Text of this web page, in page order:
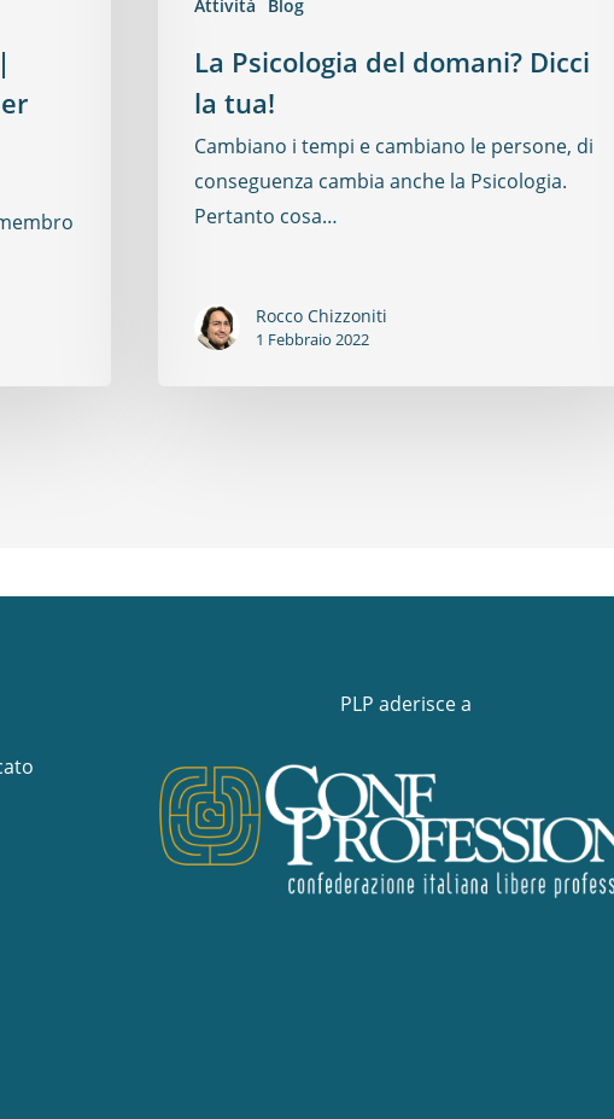
Attività Blog
La Psicologia del domani? Dicci
la tua!
Cambiano i tempi e cambiano le persone, di
conseguenza cambia anche la Psicologia.
Pertanto cosa…
Rocco Chizzoniti
1 Febbraio 2022
PLP aderisce a